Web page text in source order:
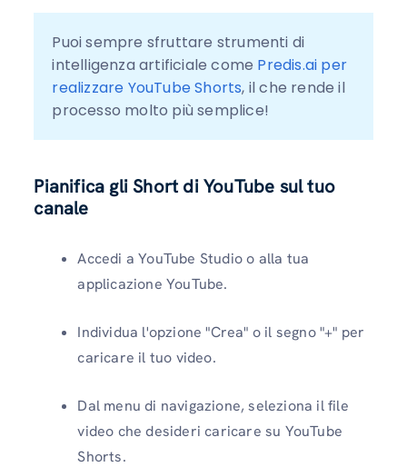
Puoi sempre sfruttare strumenti di
intelligenza artificiale come Predis.ai per
realizzare YouTube Shorts, il che rende il
processo molto più semplice!
Pianifica gli Short di YouTube sul tuo
canale
Accedi a YouTube Studio o alla tua
applicazione YouTube.
Individua l'opzione "Crea" o il segno "+" per
caricare il tuo video.
Dal menu di navigazione, seleziona il file
video che desideri caricare su YouTube
Shorts.